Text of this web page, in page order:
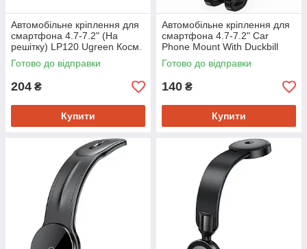
Автомобільне кріплення для
смартфона 4.7-7.2" (На
решітку) LP120 Ugreen Косм.
Сіре
Готово до відправки
204 ₴
Купити
Автомобільне кріплення для
смартфона 4.7-7.2" Car
Phone Mount With Duckbill
Clip Black Vention
Готово до відправки
140 ₴
Купити